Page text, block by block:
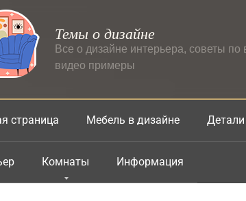
Темы о дизайне
Все о дизайне интерьера, советы
видео примеры
страница Мебель в дизайне
Комнаты Информация